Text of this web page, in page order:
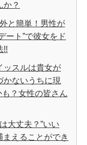
か？
と簡単！男性が
ート”で彼女をド
!!
ッスルは貴女が
かないうちに現
？女性の皆さん
大丈夫？”いい
まえることができ